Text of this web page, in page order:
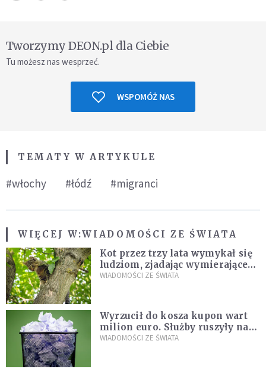
Tworzymy DEON.pl dla Ciebie
Tu możesz nas wesprzeć.
WSPOMÓŻ NAS
TEMATY W ARTYKULE
#włochy #łódź #migranci
WIĘCEJ W:WIADOMOŚCI ZE ŚWIATA
Kot przez trzy lata wymykał się
ludziom, zjadając wymierające
kaczki. W końcu popełnił
WIADOMOŚCI ZE ŚWIATA
Wyrzucił do kosza kupon wart
milion euro. Służby ruszyły na
poszukiwania
WIADOMOŚCI ZE ŚWIATA